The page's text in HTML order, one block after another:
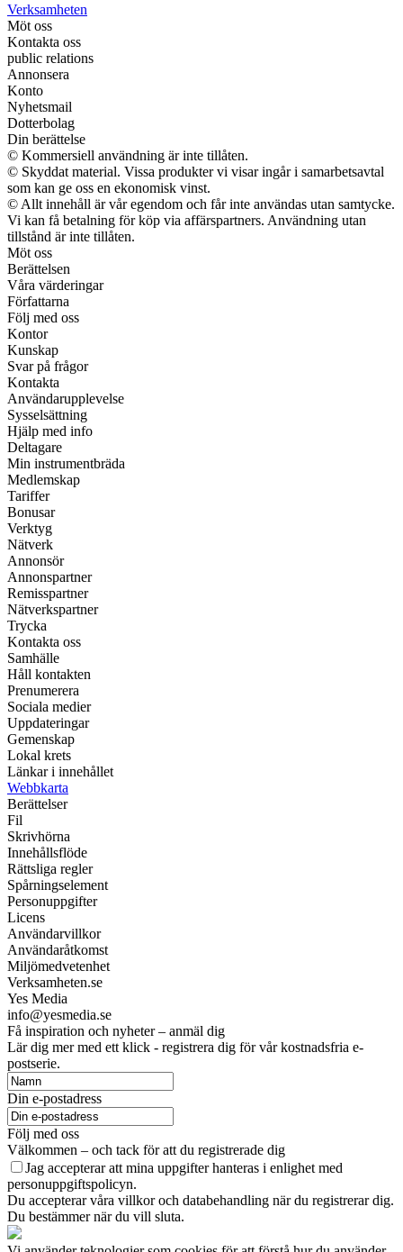
Verksamheten
Möt oss
Kontakta oss
public relations
Annonsera
Konto
Nyhetsmail
Dotterbolag
Din berättelse
© Kommersiell användning är inte tillåten.
© Skyddat material. Vissa produkter vi visar ingår i samarbetsavtal
som kan ge oss en ekonomisk vinst.
© Allt innehåll är vår egendom och får inte användas utan samtycke.
Vi kan få betalning för köp via affärspartners. Användning utan
tillstånd är inte tillåten.
Möt oss
Berättelsen
Våra värderingar
Författarna
Följ med oss
Kontor
Kunskap
Svar på frågor
Kontakta
Användarupplevelse
Sysselsättning
Hjälp med info
Deltagare
Min instrumentbräda
Medlemskap
Tariffer
Bonusar
Verktyg
Nätverk
Annonsör
Annonspartner
Remisspartner
Nätverkspartner
Trycka
Kontakta oss
Samhälle
Håll kontakten
Prenumerera
Sociala medier
Uppdateringar
Gemenskap
Lokal krets
Länkar i innehållet
Webbkarta
Berättelser
Fil
Skrivhörna
Innehållsflöde
Rättsliga regler
Spårningselement
Personuppgifter
Licens
Användarvillkor
Användaråtkomst
Miljömedvetenhet
Verksamheten.se
Yes Media
info@yesmedia.se
Få inspiration och nyheter – anmäl dig
Lär dig mer med ett klick - registrera dig för vår kostnadsfria e-
postserie.
Din e-postadress
Följ med oss
Välkommen – och tack för att du registrerade dig
Jag accepterar att mina uppgifter hanteras i enlighet med
personuppgiftspolicyn.
Du accepterar våra villkor och databehandling när du registrerar dig.
Du bestämmer när du vill sluta.